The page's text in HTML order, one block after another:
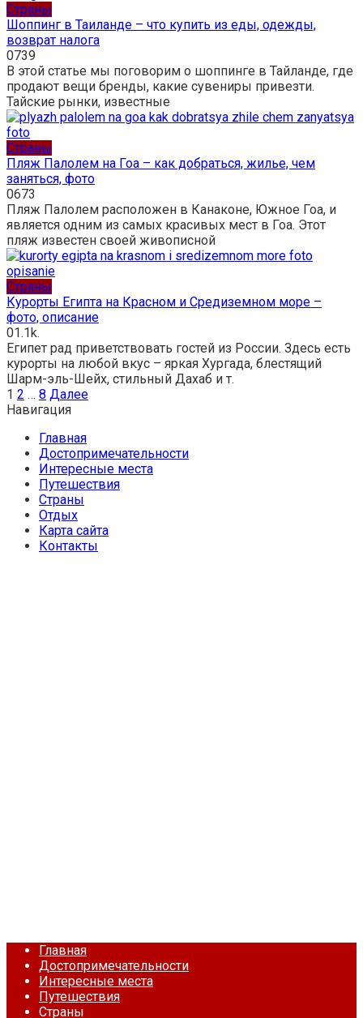
Страны
Шоппинг в Таиланде – что купить из еды, одежды,
возврат налога
0739
В этой статье мы поговорим о шоппинге в Тайланде, где
продают вещи бренды, какие сувениры привезти.
Тайские рынки, известные
Страны
Пляж Палолем на Гоа – как добраться, жилье, чем
заняться, фото
0673
Пляж Палолем расположен в Канаконе, Южное Гоа, и
является одним из самых красивых мест в Гоа. Этот
пляж известен своей живописной
Страны
Курорты Египта на Красном и Средиземном море –
фото, описание
01.1k.
Египет рад приветствовать гостей из России. Здесь есть
курорты на любой вкус – яркая Хургада, блестящий
Шарм-эль-Шейх, стильный Дахаб и т.
Пагинация
записей
1 2 … 8 Далее
Навигация
Главная
Достопримечательности
Интересные места
Путешествия
Страны
Отдых
Карта сайта
Контакты
Главная
Достопримечательности
Интересные места
Путешествия
Страны